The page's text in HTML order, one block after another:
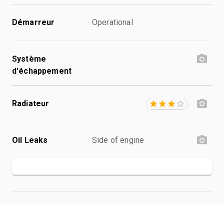
Démarreur Operational
Système
d'échappement
Radiateur
Oil Leaks Side of engine